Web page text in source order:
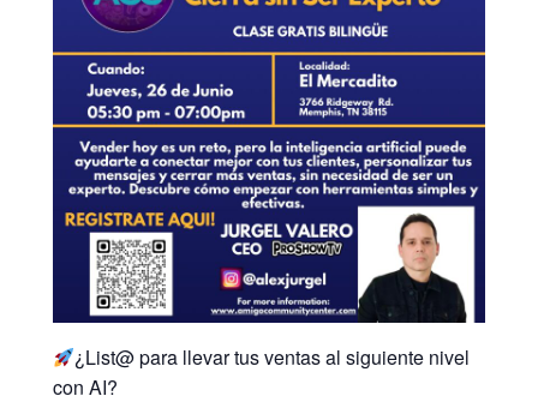
¿List@ para llevar tus ventas al siguiente nivel
con AI?